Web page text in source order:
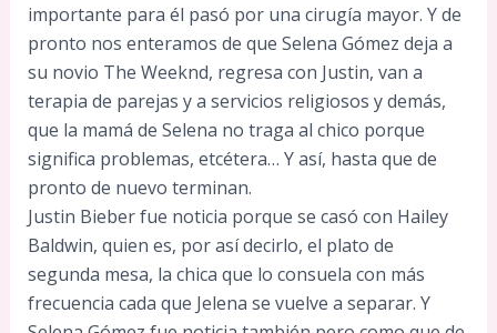
importante para él pasó por una cirugía mayor. Y de
pronto nos enteramos de que Selena Gómez deja a
su novio The Weeknd, regresa con Justin, van a
terapia de parejas y a servicios religiosos y demás,
que la mamá de Selena no traga al chico porque
significa problemas, etcétera… Y así, hasta que de
pronto de nuevo terminan.
Justin Bieber fue noticia porque se casó con Hailey
Baldwin, quien es, por así decirlo, el plato de
segunda mesa, la chica que lo consuela con más
frecuencia cada que Jelena se vuelve a separar. Y